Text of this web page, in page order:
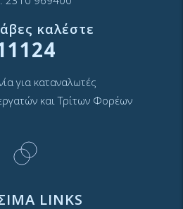
καλέστε
για καταναλωτές
και Τρίτων Φορέων
LINKS